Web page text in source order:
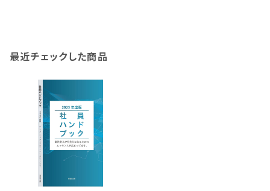
最近チェックした商品